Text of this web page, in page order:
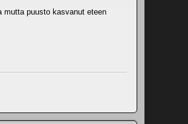
mutta puusto kasvanut eteen